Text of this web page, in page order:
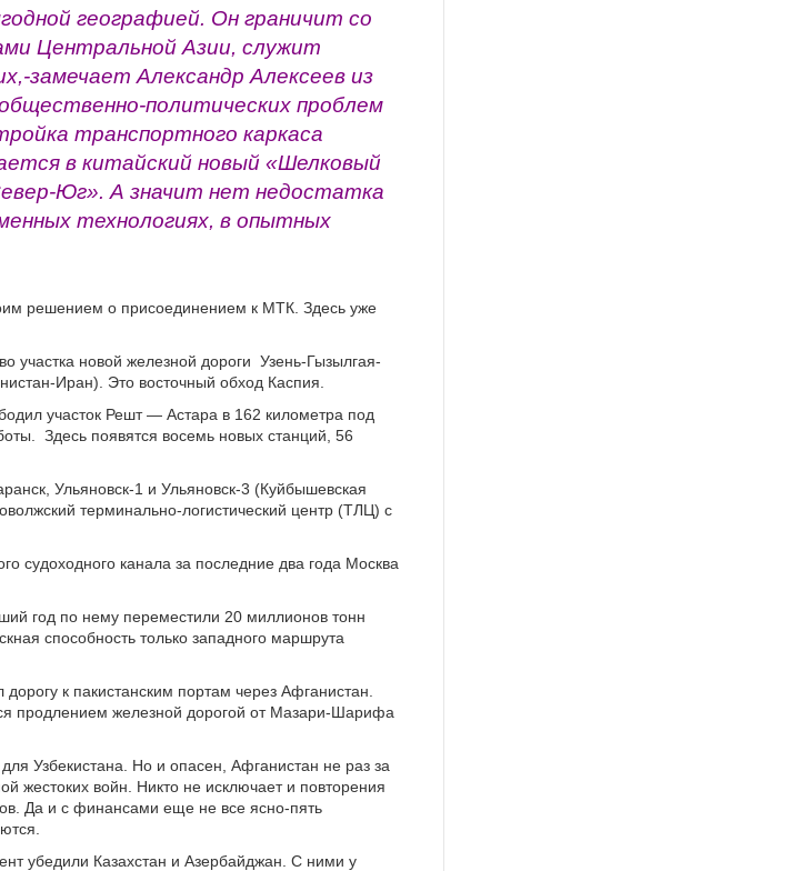
географией. Он граничит со
Центральной Азии, служит
замечает Александр Алексеев из
политических проблем
транспортного каркаса
в китайский новый «Шелковый
Юг». А значит нет недостатка
технологиях, в опытных
решением о присоединением к МТК. Здесь уже
участка новой железной дороги Узень-Гызылгая-
Иран). Это восточный обход Каспия.
участок Решт — Астара в 162 километра под
Здесь появятся восемь новых станций, 56
Ульяновск-1 и Ульяновск-3 (Куйбышевская
терминально-­логистический центр (ТЛЦ) с
судоходного канала за последние два года Москва
год по нему переместили 20 миллионов тонн
способность только западного маршрута
к пакистанским портам через Афганистан.
продлением железной дорогой от Мазари-Шарифа
Узбекистана. Но и опасен, Афганистан не раз за
жестоких войн. Никто не исключает и повторения
Да и с финансами еще не все ясно-пять
убедили Казахстан и Азербайджан. С ними у